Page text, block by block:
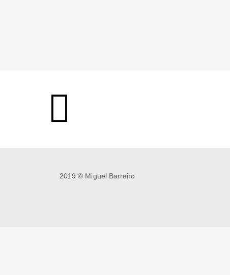
2019 © Miguel Barreiro